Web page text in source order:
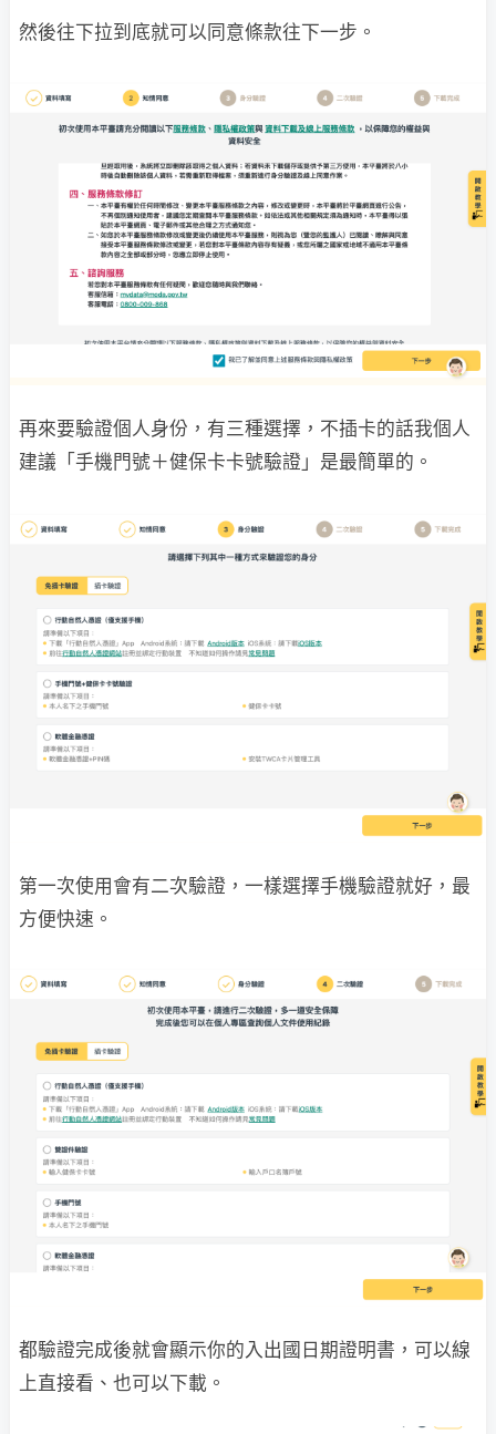
然後往下拉到底就可以同意條款往下一步。
再來要驗證個人身份，有三種選擇，不插卡的話我個人
建議「手機門號＋健保卡卡號驗證」是最簡單的。
第一次使用會有二次驗證，一樣選擇手機驗證就好，最
方便快速。
都驗證完成後就會顯示你的入出國日期證明書，可以線
上直接看、也可以下載。